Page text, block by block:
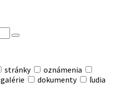
stránky
oznámenia
galérie dokumenty ľudia